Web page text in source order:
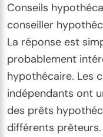
Conseils
conseiller
La réponse est
probablement
hypothécaire. Les
indépendants ont
des prêts
différents